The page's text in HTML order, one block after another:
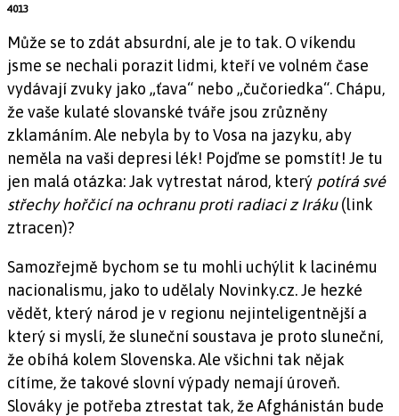
4013
Může se to zdát absurdní, ale je to tak. O víkendu
jsme se nechali porazit lidmi, kteří ve volném čase
vydávají zvuky jako „ťava“ nebo „čučoriedka“. Chápu,
že vaše kulaté slovanské tváře jsou zrůzněny
zklamáním. Ale nebyla by to Vosa na jazyku, aby
neměla na vaši depresi lék! Pojďme se pomstít! Je tu
jen malá otázka: Jak vytrestat národ, který potírá své
střechy hořčicí na ochranu proti radiaci z Iráku(link
ztracen)?
Samozřejmě bychom se tu mohli uchýlit k lacinému
nacionalismu, jako to udělaly Novinky.cz. Je hezké
vědět, který národ je v regionu nejinteligentnější a
který si myslí, že sluneční soustava je proto sluneční,
že obíhá kolem Slovenska. Ale všichni tak nějak
cítíme, že takové slovní výpady nemají úroveň.
Slováky je potřeba ztrestat tak, že Afghánistán bude